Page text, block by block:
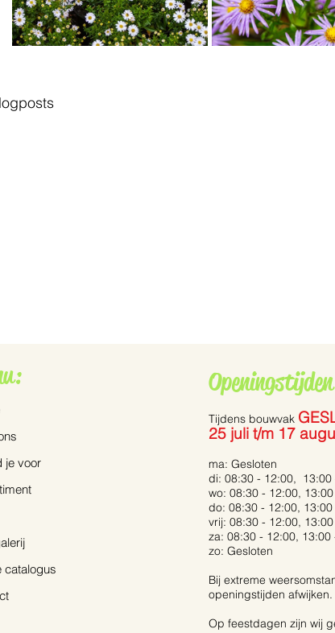
‘Lucifer’
Grauwe
je voor
catalogus
Tijdens bouwvak
25 juli t/m 17
ma: Gesloten
di: 08:30 - 12:00, 13:00
wo: 08:30 - 12:00,
do: 08:30 - 12:00,
vrij: 08:30 - 12:00,
za: 08:30 - 12:00, 13:00
zo: Gesloten
Bij extreme
openingstijden afwijken.
Op feestdagen zijn wij